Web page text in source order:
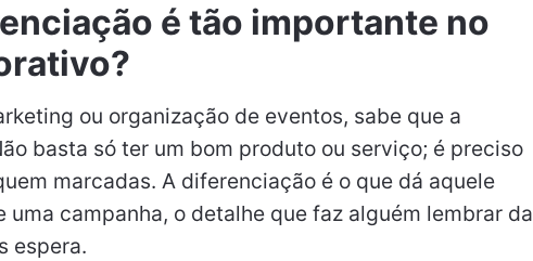
é tão importante no
ou organização de eventos, sabe que a
basta só ter um bom produto ou serviço; é preciso
marcadas. A diferenciação é o que dá aquele
uma campanha, o detalhe que faz alguém lembrar da
espera.